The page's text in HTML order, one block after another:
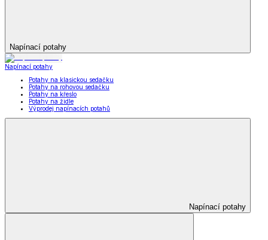
Napínací potahy
Napínací potahy
Potahy na klasickou sedačku
Potahy na rohovou sedačku
Potahy na křeslo
Potahy na židle
Výprodej napínacích potahů
Napínací potahy